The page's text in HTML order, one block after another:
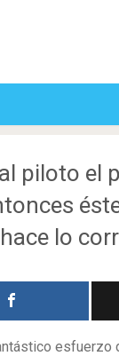
piloto el
lo
esfuerzo